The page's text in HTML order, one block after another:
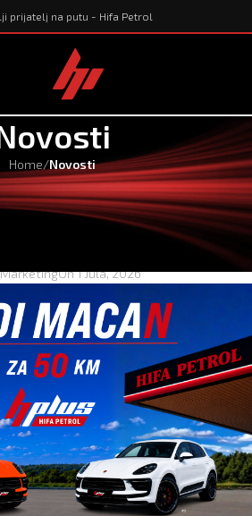
prijatelj na putu - Hifa Petrol
Home/Novosti
NOVOSTI
igra: Budi Macan
HPLUS goriva
MarketingOn 1 Jula, 2026